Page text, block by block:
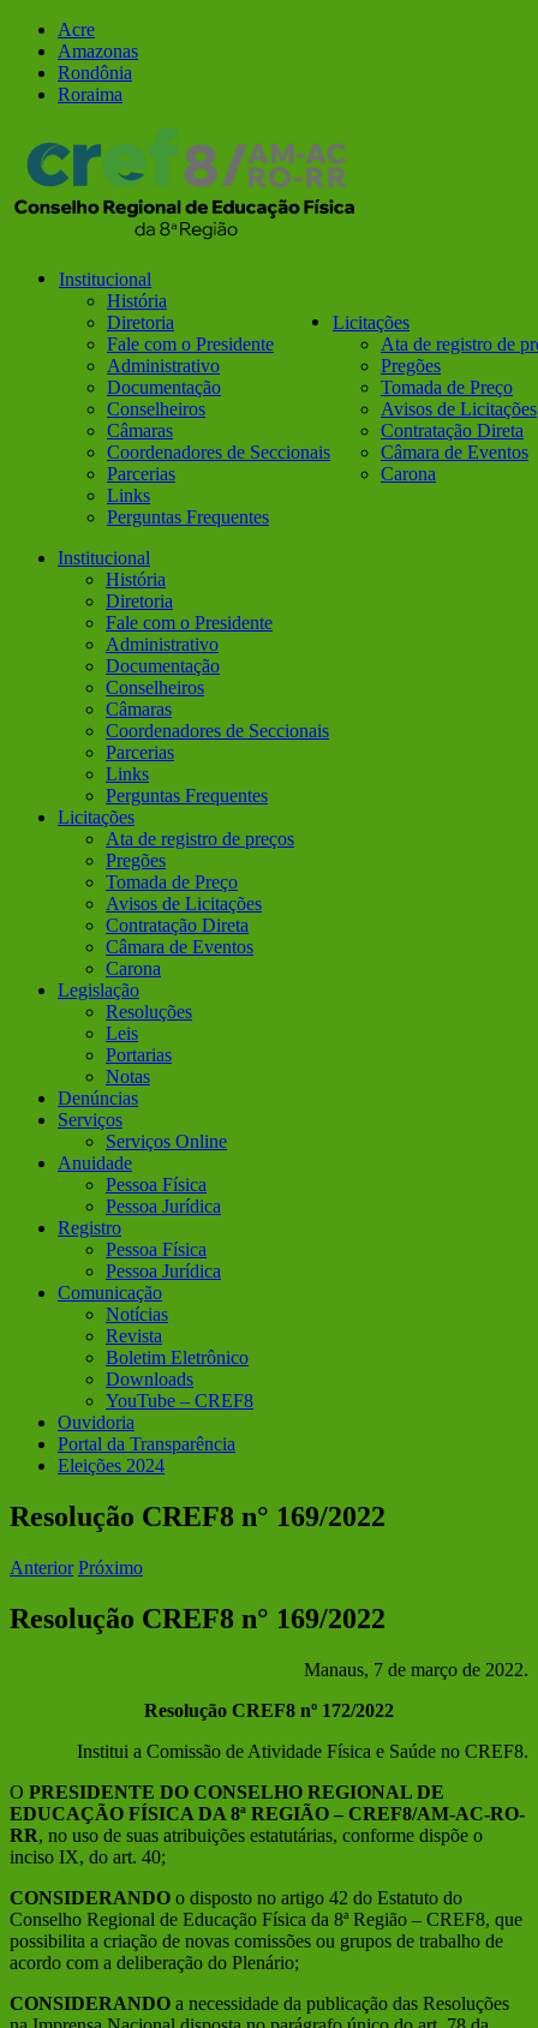
para
conteúdo
Facebook
Instagram
Acre
Amazonas
Rondônia
Roraima
Institucional
História
Diretoria
Fale com o Presidente
Administrativo
Documentação
Conselheiros
Câmaras
Coordenadores de Seccionais
Parcerias
Links
Perguntas Frequentes
Licitações
Ata de registro de
Pregões
Tomada de Preço
Avisos de Licitações
Contratação Direta
Câmara de Eventos
Carona
Institucional
História
Diretoria
Fale com o Presidente
Administrativo
Documentação
Conselheiros
Câmaras
Coordenadores de Seccionais
Parcerias
Links
Perguntas Frequentes
Licitações
Ata de registro de preços
Pregões
Tomada de Preço
Avisos de Licitações
Contratação Direta
Câmara de Eventos
Carona
Legislação
Resoluções
Leis
Portarias
Notas
Denúncias
Serviços
Serviços Online
Anuidade
Pessoa Física
Pessoa Jurídica
Registro
Pessoa Física
Pessoa Jurídica
Comunicação
Notícias
Revista
Boletim Eletrônico
Downloads
YouTube – CREF8
Ouvidoria
Portal da Transparência
Eleições 2024
Resolução CREF8 n° 169/2022
Anterior Próximo
Resolução CREF8 n° 169/2022
Manaus, 7 de março de 2022.
Resolução CREF8 nº 172/2022
Institui a Comissão de Atividade Física e Saúde no CREF8.
O PRESIDENTE DO CONSELHO REGIONAL DE
EDUCAÇÃO FÍSICA DA 8ª REGIÃO – CREF8/AM-AC-RO-
RR, no uso de suas atribuições estatutárias, conforme dispõe o
inciso IX, do art. 40;
CONSIDERANDO o disposto no artigo 42 do Estatuto do
Conselho Regional de Educação Física da 8ª Região – CREF8, que
possibilita a criação de novas comissões ou grupos de trabalho de
acordo com a deliberação do Plenário;
CONSIDERANDO a necessidade da publicação das Resoluções